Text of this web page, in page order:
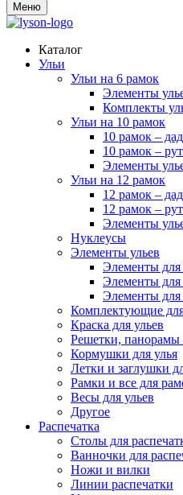
Меню
Каталог
Ульи
Ульи на 6 рамок
Элементы
Комплекты
Ульи на 10 рамок
10 рамок –
10 рамок –
Элементы
Ульи на 12 рамок
12 рамок –
12 рамок –
Элементы
Нуклеусы
Элементы ульев
Элементы для
Элементы для
Элементы для
Комплектующие
Краска для ульев
Решетки, панорамы
Кормушки для улья
Летки и заглушки
Рамки и все для
Весы для ульев
Другое
Распечатка
Столы для
Ванночки для
Ножи и вилки
Линии распечатки